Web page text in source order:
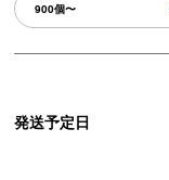
900個〜
発送予定日